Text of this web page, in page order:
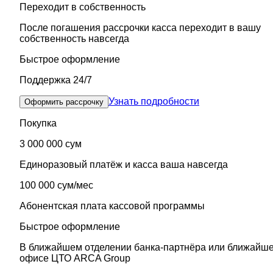
Переходит в собственность
После погашения рассрочки касса переходит в вашу
собственность навсегда
Быстрое оформление
Поддержка 24/7
Оформить рассрочку Узнать подробности
Покупка
3 000 000 сум
Единоразовый платёж и касса ваша навсегда
100 000 сум/мес
Абонентская плата кассовой программы
Быстрое оформление
В ближайшем отделении банка-партнёра или
офисе ЦТО ARCA Group